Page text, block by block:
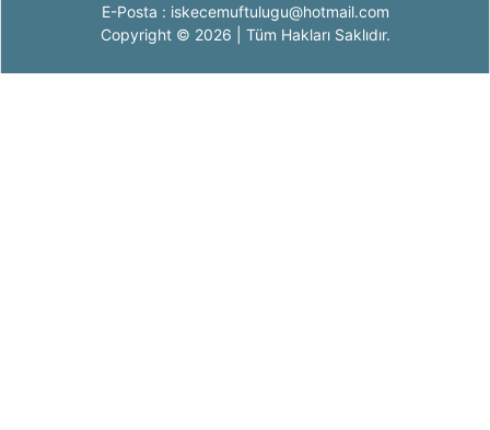
E-Posta : iskecemuftulugu@hotmail.com
Copyright © 2026 | Tüm Hakları Saklıdır.